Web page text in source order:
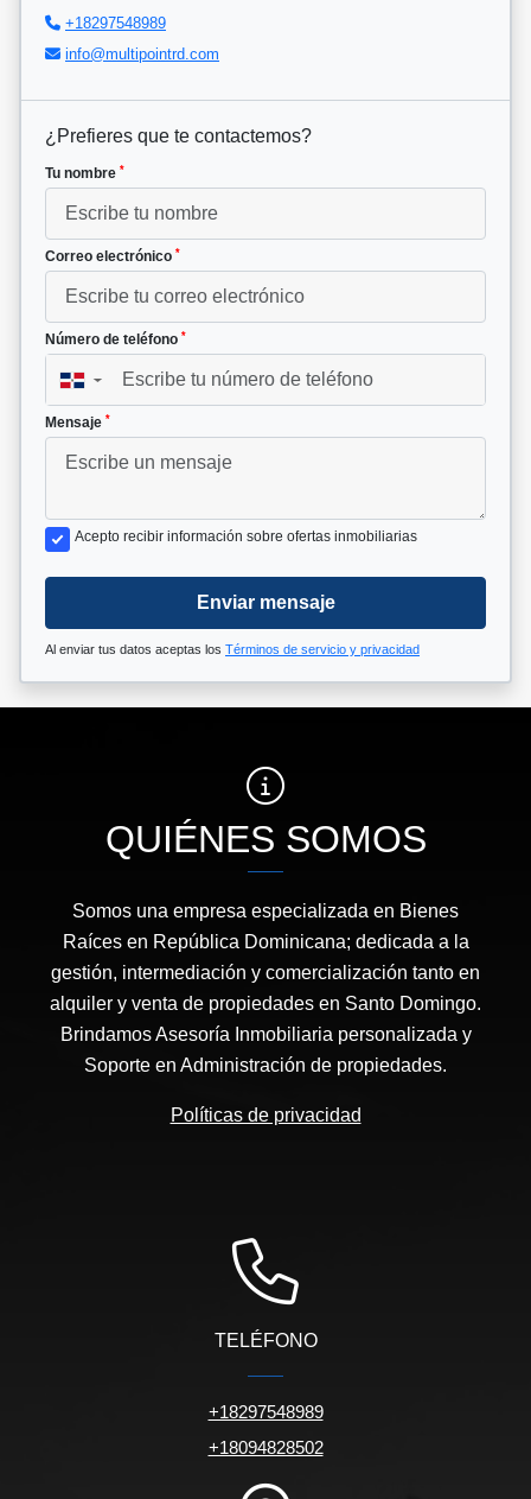
+18297548989
info@multipointrd.com
¿Prefieres que te contactemos?
Tu nombre *
Correo electrónico *
Número de teléfono *
▼
Mensaje *
Acepto recibir información sobre ofertas inmobiliarias
Enviar mensaje
Al enviar tus datos aceptas los Términos de servicio y privacidad
QUIÉNES SOMOS
Somos una empresa especializada en Bienes
Raíces en República Dominicana; dedicada a la
gestión, intermediación y comercialización tanto en
alquiler y venta de propiedades en Santo Domingo.
Brindamos Asesoría Inmobiliaria personalizada y
Soporte en Administración de propiedades.
Políticas de privacidad
TELÉFONO
+18297548989
+18094828502